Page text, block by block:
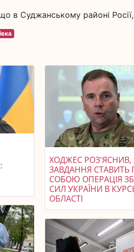
в Суджанському районі Росії,
ХОДЖЕС РОЗ'ЯСНИВ,
ЗАВДАННЯ СТАВИТЬ
СОБОЮ ОПЕРАЦІЯ
СИЛ УКРАЇНИ В
ОБЛАСТІ